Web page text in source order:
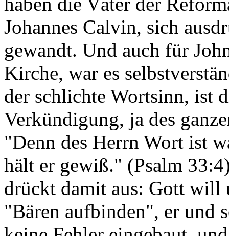
Johannes Calvin, sich
gewandt. Und auch für
Kirche, war es
der schlichte Wortsinn, ist
Verkündigung, ja des
"Denn des Herrn Wort ist
hält er gewiß." (Psalm
drückt damit aus: Gott will
"Bären aufbinden", er und